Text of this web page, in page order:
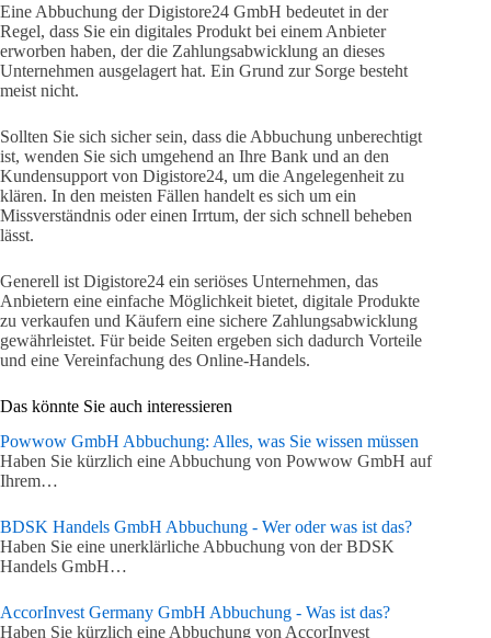
Eine Abbuchung der Digistore24 GmbH bedeutet in der
Regel, dass Sie ein digitales Produkt bei einem Anbieter
erworben haben, der die Zahlungsabwicklung an dieses
Unternehmen ausgelagert hat. Ein Grund zur Sorge besteht
meist nicht.
Sollten Sie sich sicher sein, dass die Abbuchung unberechtigt
ist, wenden Sie sich umgehend an Ihre Bank und an den
Kundensupport von Digistore24, um die Angelegenheit zu
klären. In den meisten Fällen handelt es sich um ein
Missverständnis oder einen Irrtum, der sich schnell beheben
lässt.
Generell ist Digistore24 ein seriöses Unternehmen, das
Anbietern eine einfache Möglichkeit bietet, digitale Produkte
zu verkaufen und Käufern eine sichere Zahlungsabwicklung
gewährleistet. Für beide Seiten ergeben sich dadurch Vorteile
und eine Vereinfachung des Online-Handels.
Das könnte Sie auch interessieren
Powwow GmbH Abbuchung: Alles, was Sie wissen müssen
Haben Sie kürzlich eine Abbuchung von Powwow GmbH auf
Ihrem…
BDSK Handels GmbH Abbuchung - Wer oder was ist das?
Haben Sie eine unerklärliche Abbuchung von der BDSK
Handels GmbH…
AccorInvest Germany GmbH Abbuchung - Was ist das?
Haben Sie kürzlich eine Abbuchung von AccorInvest